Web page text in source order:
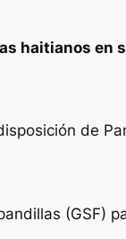
haitianos en
de
(GSF)